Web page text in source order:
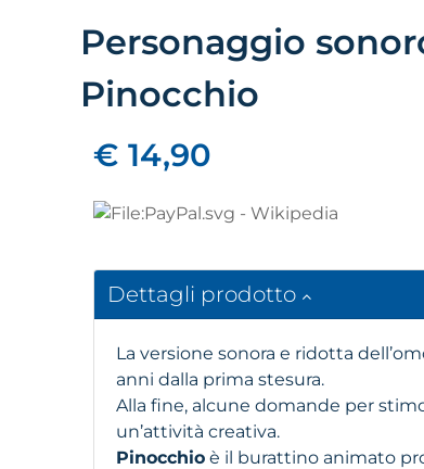
Personaggio
Pinocchio
€ 14,90
Dettagli prodotto
La versione sonora e ridotta
anni dalla prima stesura.
Alla fine, alcune domande per
un’attività creativa.
Pinocchio è il burattino animato